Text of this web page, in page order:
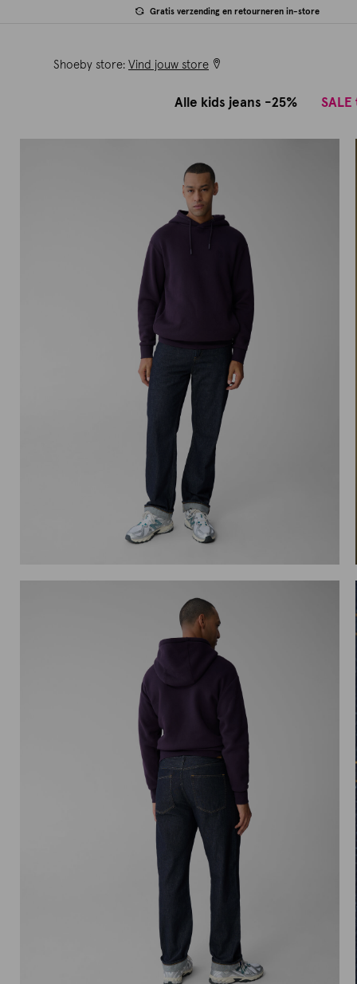
Gratis verzending en retourneren in-store
Shoeby store: Vind jouw store
Alle kids jeans -25%